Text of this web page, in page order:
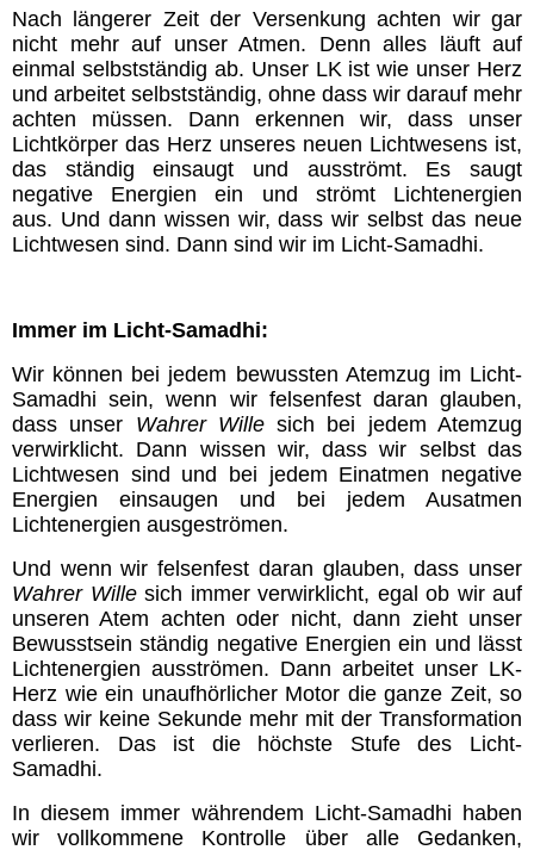
Mitglieder
Nach längerer Zeit der Versenkung achten wir gar
nicht mehr auf unser Atmen. Denn alles läuft auf
einmal selbstständig ab. Unser LK ist wie unser Herz
und arbeitet selbstständig, ohne dass wir darauf mehr
achten müssen. Dann erkennen wir, dass unser
Lichtkörper das Herz unseres neuen Lichtwesens ist,
das ständig einsaugt und ausströmt. Es saugt
negative Energien ein und strömt Lichtenergien
aus. Und dann wissen wir, dass wir selbst das neue
Lichtwesen sind. Dann sind wir im Licht-Samadhi.
Immer im Licht-Samadhi:
Wir können bei jedem bewussten Atemzug im Licht-
Samadhi sein, wenn wir felsenfest daran glauben,
dass unser Wahrer Willesich bei jedem Atemzug
verwirklicht. Dann wissen wir, dass wir selbst das
Lichtwesen sind und bei jedem Einatmen negative
Energien einsaugen und bei jedem Ausatmen
Lichtenergien ausgeströmen.
Und wenn wir felsenfest daran glauben, dass unser
Wahrer Willesich immer verwirklicht, egal ob wir auf
unseren Atem achten oder nicht, dann zieht unser
Bewusstsein ständig negative Energien ein und lässt
Lichtenergien ausströmen. Dann arbeitet unser LK-
Herz wie ein unaufhörlicher Motor die ganze Zeit, so
dass wir keine Sekunde mehr mit der Transformation
verlieren. Das ist die höchste Stufe des Licht-
Samadhi.
In diesem immer währendem Licht-Samadhi haben
wir vollkommene Kontrolle über alle Gedanken,